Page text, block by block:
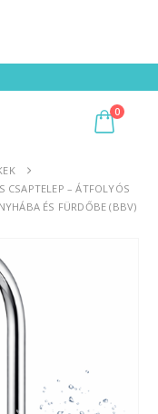
0
CSAPTELEP – ÁTFOLYÓS
ÉS FÜRDŐBE (BBV)